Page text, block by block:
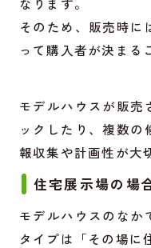
そのため、販売時に
って購入者が決まる
モデルハウスが販売
ックしたり、複数の
報収集や計画性が大
住宅展示場の場
モデルハウスのなか
タイプは「その場に